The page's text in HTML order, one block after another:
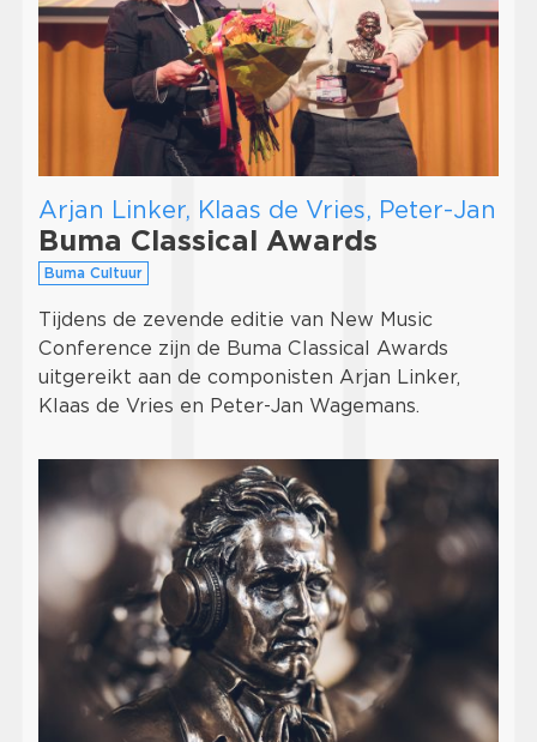
Arjan Linker, Klaas de Vries, Peter-Jan
Buma Classical Awards
Buma Cultuur
Tijdens de zevende editie van New Music
Conference zijn de Buma Classical Awards
uitgereikt aan de componisten Arjan Linker,
Klaas de Vries en Peter-Jan Wagemans.